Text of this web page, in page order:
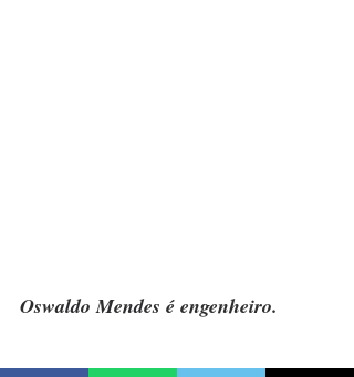
Oswaldo Mendes é engenheiro.